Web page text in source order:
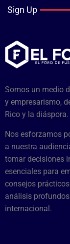
Sign Up
Somos un medio
y empresarismo,
Rico y la diáspora.
Nos esforzamos
a nuestra
tomar decisiones
esenciales para
consejos
análisis
internacional.